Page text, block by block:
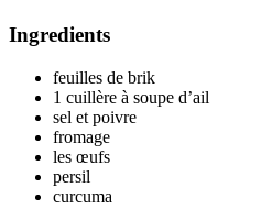
Ingredients
feuilles de brik
1 cuillère à soupe d’ail
sel et poivre
fromage
les œufs
persil
curcuma